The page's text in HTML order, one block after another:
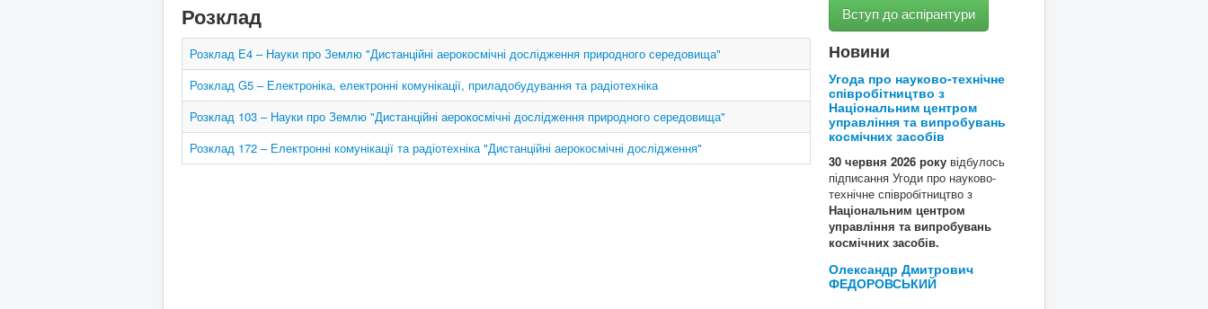
Розклад
Розклад E4 – Науки про Землю "Дистанційні аерокосмічні дослідження природного середовища"
Розклад G5 – Електроніка, електронні комунікації, приладобудування та радіотехніка
Розклад 103 – Науки про Землю "Дистанційні аерокосмічні дослідження природного середовища"
Розклад 172 – Електронні комунікації та радіотехніка "Дистанційні аерокосмічні дослідження"
Вступ до аспірантури
Новини
Угода про науково-технічне
співробітництво з
Національним центром
управління та випробувань
космічних засобів
30 червня 2026 року відбулось
підписання Угоди про науково-
технічне співробітництво з
Національним центром
управління та випробувань
космічних засобів.
Олександр Дмитрович
ФЕДОРОВСЬКИЙ